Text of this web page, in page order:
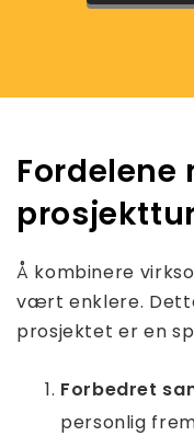
Fordelene
Å kombinere
vært enklere.
prosjektet er en
Forbedret
personlig